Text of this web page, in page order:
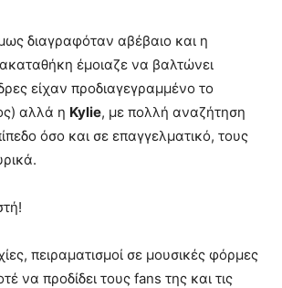
διαγραφόταν αβέβαιο και η
έμοιαζε να βαλτώνει
είχαν προδιαγεγραμμένο το
αλλά η Kylie, με πολλή αναζήτηση
όσο και σε επαγγελματικό, τους
πειραματισμοί σε μουσικές φόρμες
να προδίδει τους fans της και τις